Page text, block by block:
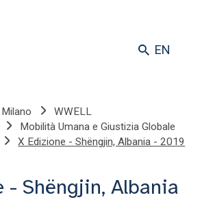
EN
Milano
WWELL
Mobilità Umana e Giustizia Globale
X Edizione - Shëngjin, Albania - 2019
- Shëngjin, Albania